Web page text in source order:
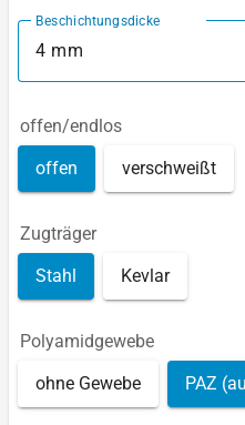
Beschichtungsdicke
4 mm
offen/endlos
offen verschweißt
Zugträger
Stahl Kevlar
Polyamidgewebe
ohne Gewebe PAZ